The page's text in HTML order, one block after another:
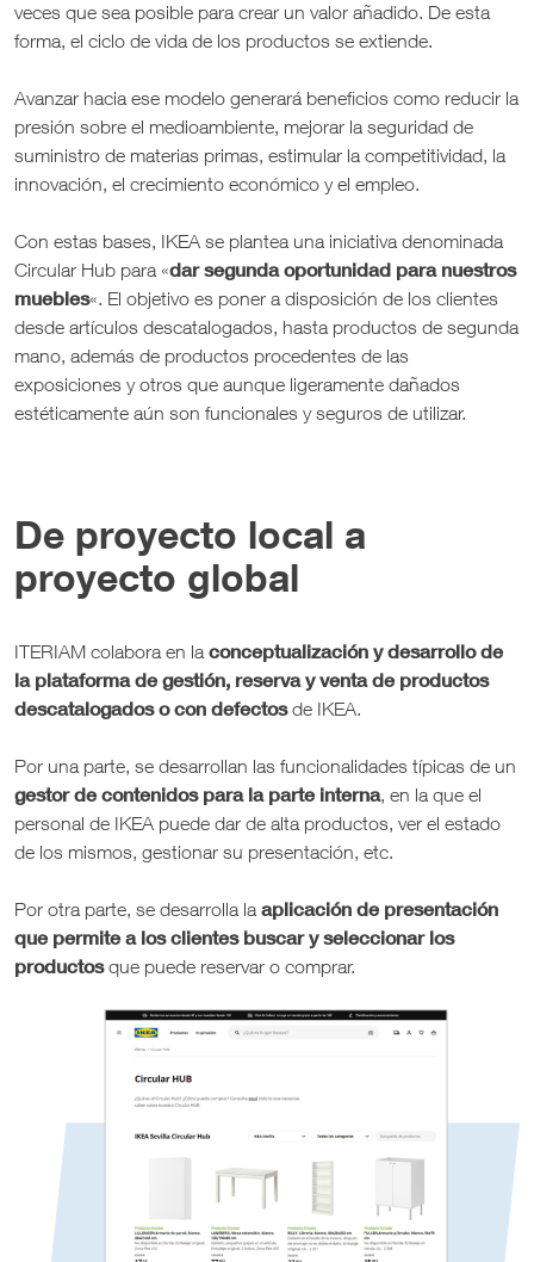
veces que sea posible para crear un valor añadido. De esta
forma, el ciclo de vida de los productos se extiende.
Avanzar hacia ese modelo generará beneficios como reducir la
presión sobre el medioambiente, mejorar la seguridad de
suministro de materias primas, estimular la competitividad, la
innovación, el crecimiento económico y el empleo.
Con estas bases, IKEA se plantea una iniciativa denominada
Circular Hub para «dar segunda oportunidad para nuestros
muebles«. El objetivo es poner a disposición de los clientes
desde artículos descatalogados, hasta productos de segunda
mano, además de productos procedentes de las
exposiciones y otros que aunque ligeramente dañados
estéticamente aún son funcionales y seguros de utilizar.
De proyecto local a
proyecto global
ITERIAM colabora en la conceptualización y desarrollo de
la plataforma de gestión, reserva y venta de productos
descatalogados o con defectosde IKEA.
Por una parte, se desarrollan las funcionalidades típicas de un
gestor de contenidos para la parte interna, en la que el
personal de IKEA puede dar de alta productos, ver el estado
de los mismos, gestionar su presentación, etc.
Por otra parte, se desarrolla la aplicación de presentación
que permite a los clientes buscar y seleccionar los
productosque puede reservar o comprar.